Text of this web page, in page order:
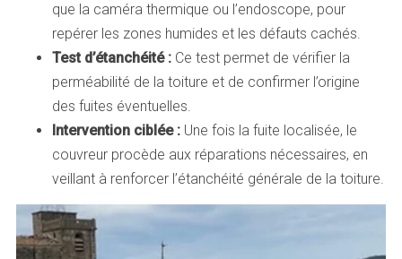
que la caméra thermique ou l’endoscope, pour
repérer les zones humides et les défauts cachés.
Test d’étanchéité :Ce test permet de vérifier la
perméabilité de la toiture et de confirmer l’origine
des fuites éventuelles.
Intervention ciblée :Une fois la fuite localisée, le
couvreur procède aux réparations nécessaires, en
veillant à renforcer l’étanchéité générale de la toiture.